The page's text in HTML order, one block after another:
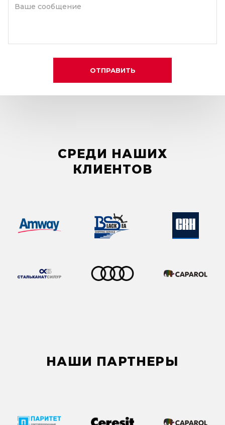
Ваше сообщение
ОТПРАВИТЬ
СРЕДИ НАШИХ
КЛИЕНТОВ
НАШИ ПАРТНЕРЫ